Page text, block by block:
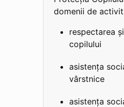
domenii de
respectarea
copilului
asistența
vârstnice
asistența